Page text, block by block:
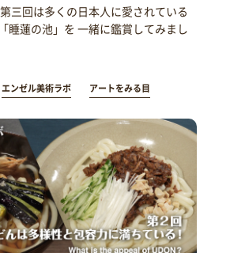
三回は多くの日本人に愛されている
睡蓮の池」を 一緒に鑑賞してみまし
エンゼル美術ラボ アートをみる目